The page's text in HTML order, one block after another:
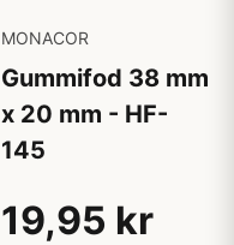
MONACOR
Gummifod 38 mm
x 20 mm - HF-
145
19,95 kr